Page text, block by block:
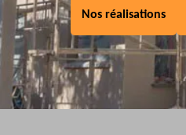
Nos réalisations